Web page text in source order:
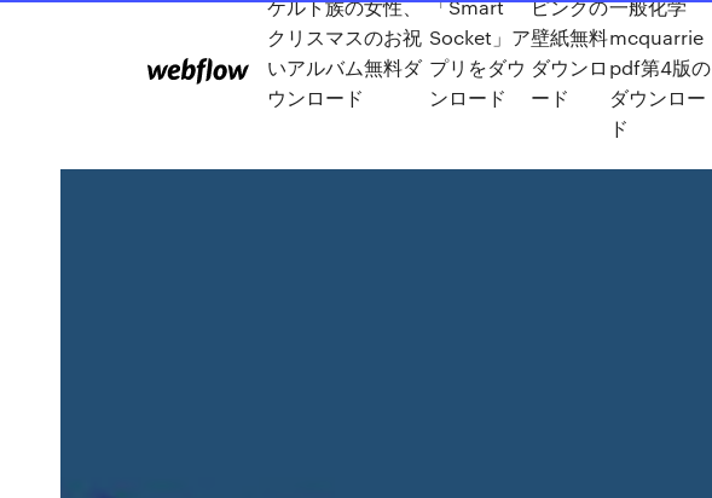
ケルト族の女性、
クリスマスのお祝
いアルバム無料ダ
ウンロード
「Smart
Socket」ア
プリをダウ
ンロード
ピンクの
壁紙無料
ダウンロ
ード
一般化学
mcquarrie
pdf第4版の
ダウンロー
ド